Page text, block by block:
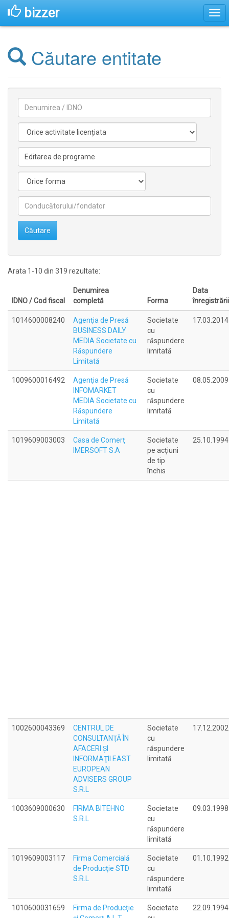
bizzer
Căutare entitate
licentiata
nelicentiata
Căutare
Arata 1-10 din 319 rezultate:
IDNO / Cod fiscal
Denumirea
completă
Forma
Data
înregistrării
1014600008240
Agenţia de Presă
BUSINESS DAILY
MEDIA Societate cu
Răspundere
Limitată
Societate
cu
răspundere
limitată
17.03.2014
1009600016492
Agenţia de Presă
INFOMARKET
MEDIA Societate cu
Răspundere
Limitată
Societate
cu
răspundere
limitată
08.05.2009
1019609003003
Casa de Comerţ
IMERSOFT S.A
Societate
pe acţiuni
de tip
închis
25.10.1994
1002600043369
CENTRUL DE
CONSULTANŢĂ ÎN
AFACERI ŞI
INFORMAŢII EAST
EUROPEAN
ADVISERS GROUP
S.R.L
Societate
cu
răspundere
limitată
17.12.2002
1003609000630
FIRMA BITEHNO
S.R.L
Societate
cu
răspundere
limitată
09.03.1998
1019609003117
Firma Comercială
de Producţie STD
S.R.L
Societate
cu
răspundere
limitată
01.10.1992
1010600031659
Firma de Producţie
Societate
22.09.1994